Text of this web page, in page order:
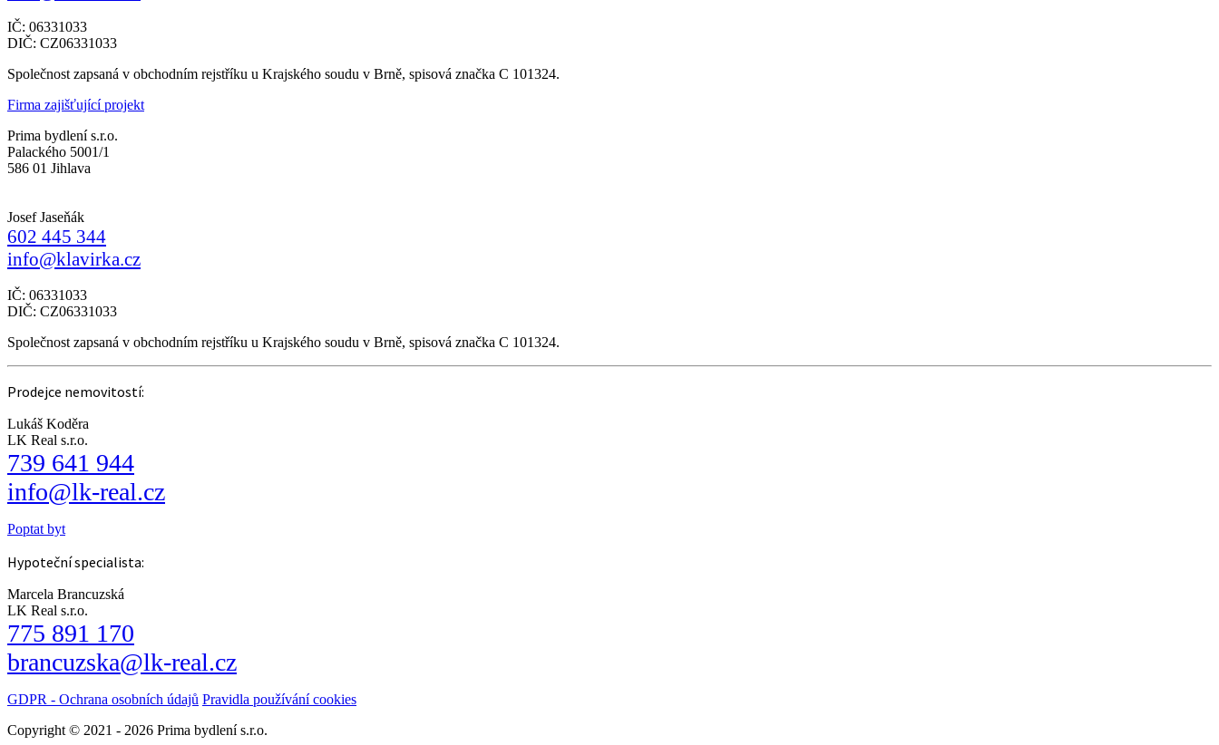
IČ: 06331033
DIČ: CZ06331033
Společnost zapsaná v obchodním rejstříku u Krajského soudu v Brně, spisová značka C 101324.
Firma zajišťující projekt
Prima bydlení s.r.o.
Palackého 5001/1
586 01 Jihlava
Josef Jaseňák
602 445 344
info@klavirka.cz
IČ: 06331033
DIČ: CZ06331033
Společnost zapsaná v obchodním rejstříku u Krajského soudu v Brně, spisová značka C 101324.
Prodejce nemovitostí:
Lukáš Koděra
LK Real s.r.o.
739 641 944
info@lk-real.cz
Poptat byt
Hypoteční specialista:
Marcela Brancuzská
LK Real s.r.o.
775 891 170
brancuzska@lk-real.cz
GDPR - Ochrana osobních údajů Pravidla používání cookies
Copyright © 2021 - 2026 Prima bydlení s.r.o.